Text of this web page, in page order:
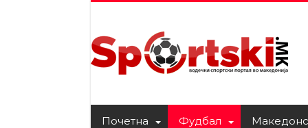
Почетна Фудбал